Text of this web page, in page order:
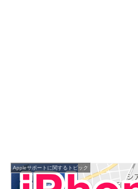
Appleサポートに関するトピック